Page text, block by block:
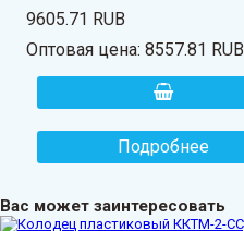
9605.71 RUB
Оптовая цена:8557.81 RUB
Подробнее
Вас может заинтересовать